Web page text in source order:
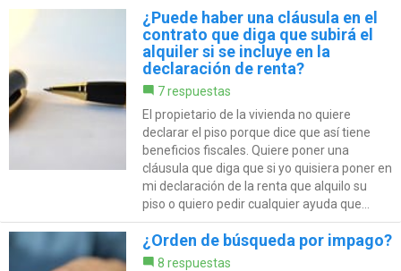
¿Puede haber una cláusula en el
contrato que diga que subirá el
alquiler si se incluye en la
declaración de renta?
7 respuestas
El propietario de la vivienda no quiere
declarar el piso porque dice que así tiene
beneficios fiscales. Quiere poner una
cláusula que diga que si yo quisiera poner en
mi declaración de la renta que alquilo su
piso o quiero pedir cualquier ayuda que...
¿Orden de búsqueda por impago?
8 respuestas